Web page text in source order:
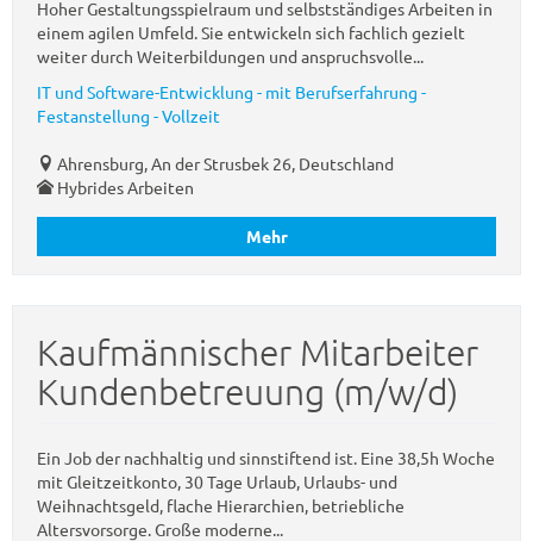
Hoher Gestaltungsspielraum und selbstständiges Arbeiten in
einem agilen Umfeld. Sie entwickeln sich fachlich gezielt
weiter durch Weiterbildungen und anspruchsvolle...
IT und Software-Entwicklung - mit Berufserfahrung -
Festanstellung - Vollzeit
Ahrensburg, An der Strusbek 26, Deutschland
Hybrides Arbeiten
Mehr
Kaufmännischer Mitarbeiter
Kundenbetreuung (m/w/d)
Ein Job der nachhaltig und sinnstiftend ist. Eine 38,5h Woche
mit Gleitzeitkonto, 30 Tage Urlaub, Urlaubs- und
Weihnachtsgeld, flache Hierarchien, betriebliche
Altersvorsorge. Große moderne...